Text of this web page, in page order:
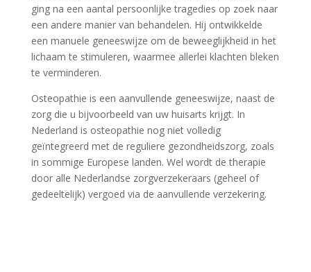
ging na een aantal persoonlijke tragedies op zoek naar
een andere manier van behandelen. Hij ontwikkelde
een manuele geneeswijze om de beweeglijkheid in het
lichaam te stimuleren, waarmee allerlei klachten bleken
te verminderen.
Osteopathie is een aanvullende geneeswijze, naast de
zorg die u bijvoorbeeld van uw huisarts krijgt. In
Nederland is osteopathie nog niet volledig
geïntegreerd met de reguliere gezondheidszorg, zoals
in sommige Europese landen. Wel wordt de therapie
door alle Nederlandse zorgverzekeraars (geheel of
gedeeltelijk) vergoed via de aanvullende verzekering.